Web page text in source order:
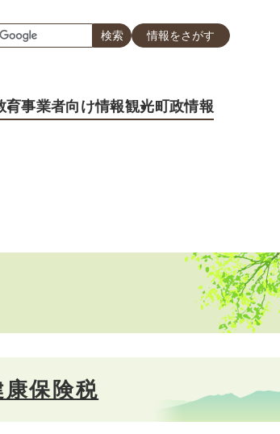
情報をさがす
育事業者向け情報観光町政情報
康保険税